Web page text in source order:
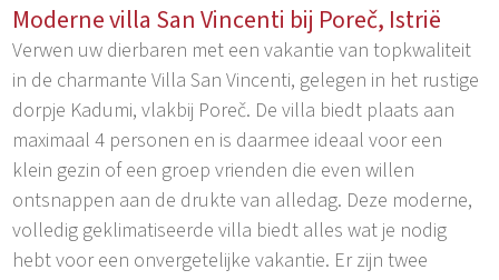
Moderne villa San Vincenti bij Poreč, Istrië
Verwen uw dierbaren met een vakantie van topkwaliteit
in de charmante Villa San Vincenti, gelegen in het rustige
dorpje Kadumi, vlakbij Poreč. De villa biedt plaats aan
maximaal 4 personen en is daarmee ideaal voor een
klein gezin of een groep vrienden die even willen
ontsnappen aan de drukte van alledag. Deze moderne,
volledig geklimatiseerde villa biedt alles wat je nodig
hebt voor een onvergetelijke vakantie. Er zijn twee